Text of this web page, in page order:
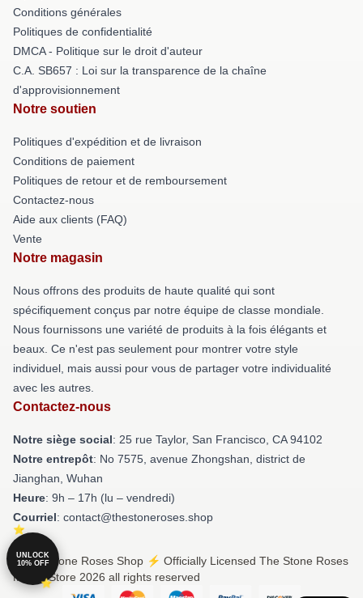
Conditions générales
Politiques de confidentialité
DMCA - Politique sur le droit d'auteur
C.A. SB657 : Loi sur la transparence de la chaîne
d'approvisionnement
Notre soutien
Politiques d'expédition et de livraison
Conditions de paiement
Politiques de retour et de remboursement
Contactez-nous
Aide aux clients (FAQ)
Vente
Notre magasin
Nous offrons des produits de haute qualité qui sont
spécifiquement conçus par notre équipe de classe mondiale.
Nous fournissons une variété de produits à la fois élégants et
beaux. Ce n'est pas seulement pour montrer votre style
individuel, mais aussi pour vous de partager votre individualité
avec les autres.
Contactez-nous
Notre siège social: 25 rue Taylor, San Francisco, CA 94102
Notre entrepôt: No 7575, avenue Zhongshan, district de
Jianghan, Wuhan
Heure: 9h – 17h (lu – vendredi)
Courriel: contact@thestoneroses.shop
© The Stone Roses Shop ⚡️ Officially Licensed The Stone Roses
Merch Store 2026 all rights reserved
UNLOCK
10% OFF